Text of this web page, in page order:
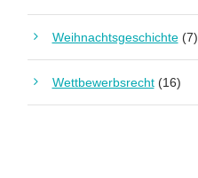
Weihnachtsgeschichte(7)
Wettbewerbsrecht(16)